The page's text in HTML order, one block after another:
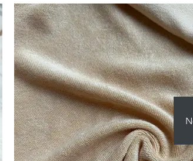
Desen:
NOT: Farklı ağırlık veya genişlik
Konfor ve stili yeni bir seviyeye taşımak için
ve %20 polyesterden oluşan lüks bir
Baskılı Nicky Kadife Kumaşının gösterişli
kumaş, kadifemsi bir yumuşaklık sunarak
bir dokunuş yaratır.
Baskılı Nicky Kadife Kumaşımız
olanakları dünyasını keşfetmenize olanak
tasarımları her parçayı benzersiz bir sanat
gösterişli ev kıyafetleri, bebek kıyafetleri, göz
sofistike ev dekorasyonu hayal ediyor olun, bu